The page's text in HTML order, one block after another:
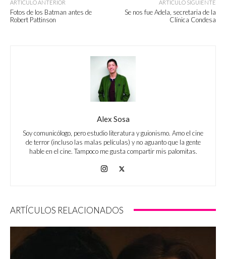
ARTÍCULO ANTERIOR
Fotos de los Batman antes de
Robert Pattinson
ARTÍCULO SIGUIENTE
Se nos fue Adela, secretaria de la
Clínica Condesa
Alex Sosa
Soy comunicólogo, pero estudio literatura y guionismo. Amo el cine
de terror (incluso las malas películas) y no aguanto que la gente
hable en el cine. Tampoco me gusta compartir mis palomitas.
ARTÍCULOS RELACIONADOS